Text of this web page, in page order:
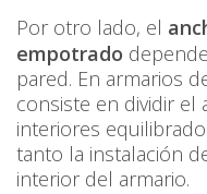
Por otro lado, el
empotrado
pared. En armarios
consiste en dividir
interiores
tanto la instalación
interior del armario.